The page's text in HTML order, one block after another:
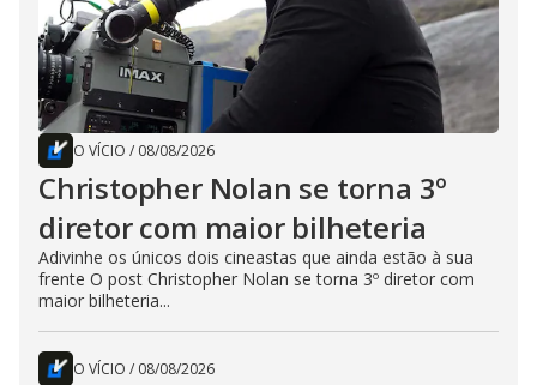
O VÍCIO / 08/08/2026
Christopher Nolan se torna 3º
diretor com maior bilheteria
Adivinhe os únicos dois cineastas que ainda estão à sua
frente O post Christopher Nolan se torna 3º diretor com
maior bilheteria...
O VÍCIO / 08/08/2026